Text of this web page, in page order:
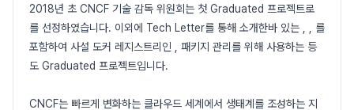
2018년 초 CNCF 기술 감독 위원회는 첫 Graduated 프로젝트로
를 선정하였습니다. 이외에 Tech Letter를 통해 소개한바 있는 , , 를
포함하여 사설 도커 레지스트리인 , 패키지 관리를 위해 사용하는 등
도 Graduated 프로젝트입니다.
CNCF는 빠르게 변화하는 클라우드 세계에서 생태계를 조성하는 지